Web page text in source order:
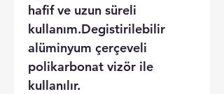
hafif ve uzun süreli
kullanım.Degistirilebilir
alüminyum çerçeveli
polikarbonat vizör ile
kullanılır.